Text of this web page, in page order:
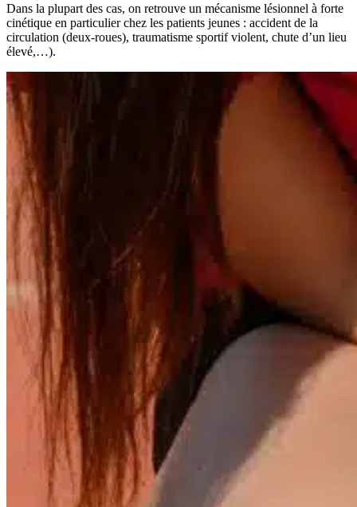
Dans la plupart des cas, on retrouve un mécanisme lésionnel à forte
cinétique en particulier chez les patients jeunes : accident de la
circulation (deux-roues), traumatisme sportif violent, chute d’un lieu
élevé,…).